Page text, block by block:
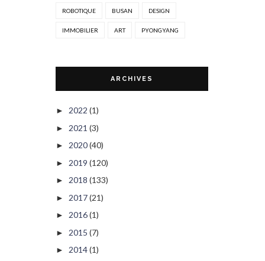
ROBOTIQUE BUSAN DESIGN
IMMOBILIER ART PYONGYANG
ARCHIVES
► 2022 (1)
► 2021 (3)
► 2020(40)
► 2019 (120)
► 2018 (133)
► 2017(21)
► 2016(1)
► 2015 (7)
► 2014(1)